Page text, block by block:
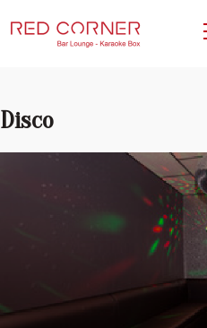
Disco